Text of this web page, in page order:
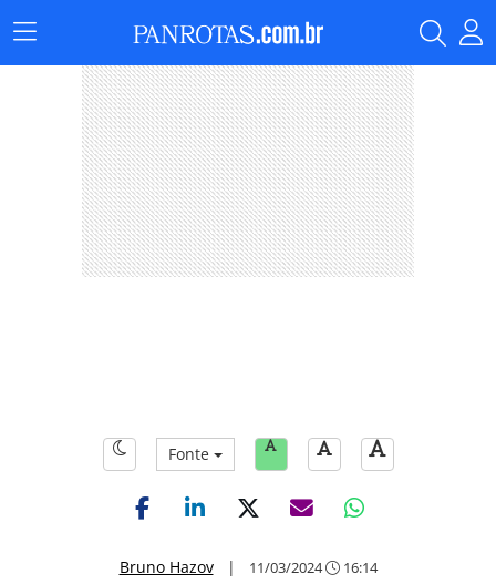
Menu
Principal
Fonte
Bruno Hazov| 11/03/2024 16:14